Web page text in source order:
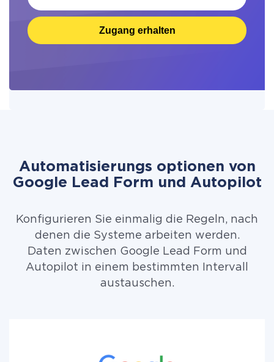
Zugang erhalten
Automatisierungs optionen von
Google Lead Form und Autopilot
Konfigurieren Sie einmalig die Regeln, nach
denen die Systeme arbeiten werden.
Daten zwischen Google Lead Form und
Autopilot in einem bestimmten Intervall
austauschen.